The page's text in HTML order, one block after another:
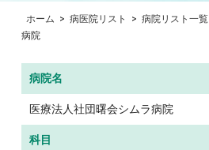
ホーム > 病医院リスト > 病院リスト一覧
病院
病院名
医療法人社団曙会シムラ病院
科目